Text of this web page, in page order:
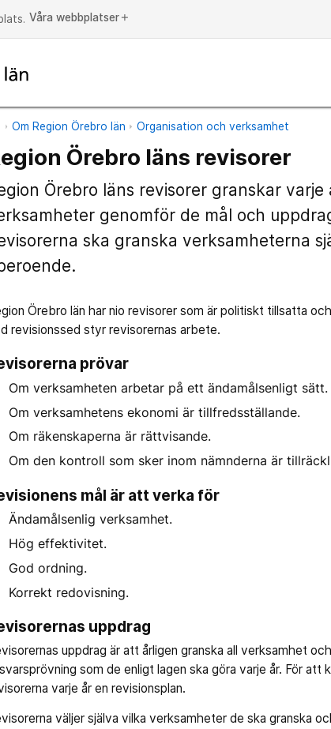
Våra webbplatser add
Om Region Örebro län Organisation och verksamhet
Örebro läns revisorer
Örebro läns revisorer granskar
genomför de mål och
ska granska verksamheterna
Örebro län har nio revisorer som är politiskt tillsatta
revisionssed styr revisorernas arbete.
prövar
Om verksamheten arbetar på ett ändamålsenligt sätt.
Om verksamhetens ekonomi är tillfredsställande.
Om räkenskaperna är rättvisande.
Om den kontroll som sker inom nämnderna är
mål är att verka för
Ändamålsenlig verksamhet.
Hög effektivitet.
God ordning.
Korrekt redovisning.
uppdrag
uppdrag är att årligen granska all verksamhet
som de enligt lagen ska göra varje år. För
varje år en revisionsplan.
väljer själva vilka verksamheter de ska granska